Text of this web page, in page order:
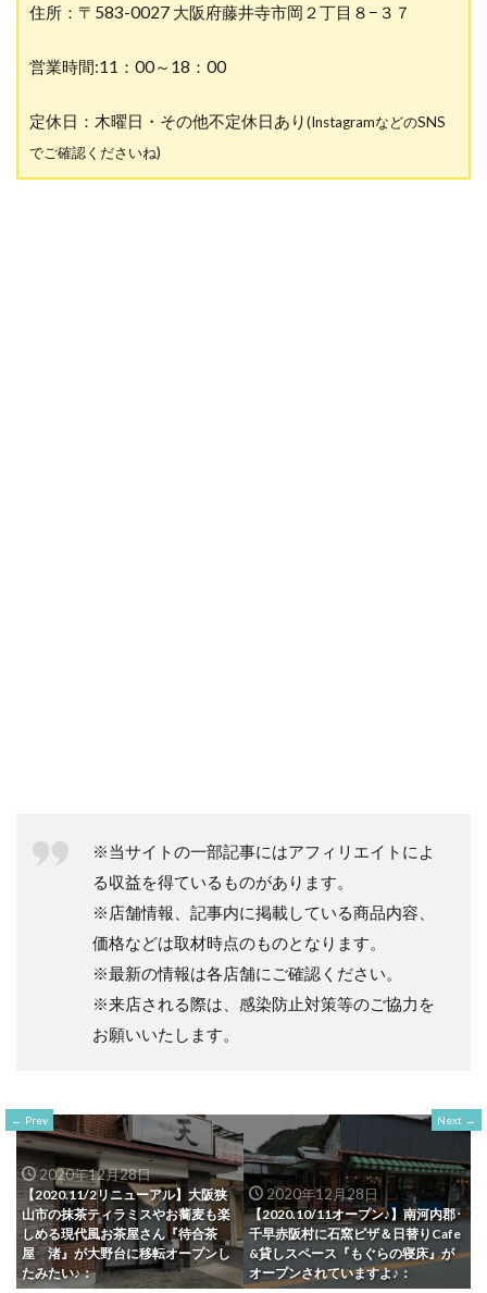
住所：〒583-0027 大阪府藤井寺市岡２丁目８−３７
営業時間:11：00～18：00
定休日：木曜日・その他不定休日あり(InstagramなどのSNS
でご確認くださいね)
※当サイトの一部記事にはアフィリエイトによ
る収益を得ているものがあります。
※店舗情報、記事内に掲載している商品内容、
価格などは取材時点のものとなります。
※最新の情報は各店舗にご確認ください。
※来店される際は、感染防止対策等のご協力を
お願いいたします。
Prev
2020年12月28日
【2020.11/2リニューアル】大阪狭
山市の抹茶ティラミスやお蕎麦も楽
しめる現代風お茶屋さん『待合茶
屋 渚』が大野台に移転オープンし
たみたい♪：
Next
2020年12月28日
【2020.10/11オープン♪】南河内郡･
千早赤阪村に石窯ピザ＆日替りCafe
&貸しスペース『もぐらの寝床』が
オープンされていますよ♪：